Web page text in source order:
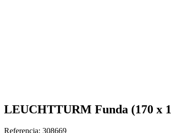
LEUCHTTURM Funda (170 x
Referencia: 308669